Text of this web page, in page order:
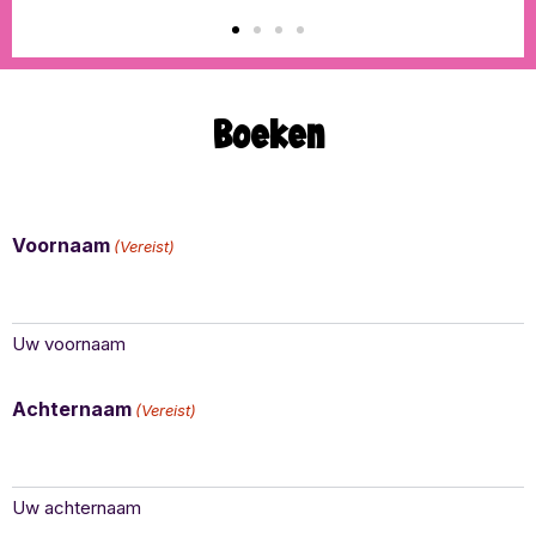
Boeken
Voornaam (Vereist)
Uw voornaam
Achternaam (Vereist)
Uw achternaam